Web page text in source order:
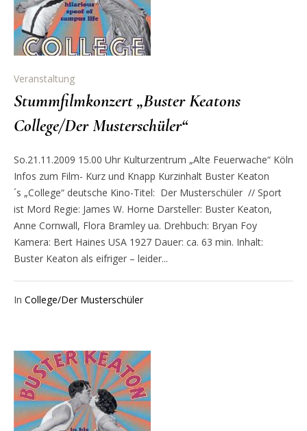
Veranstaltung
Stummfilmkonzert „Buster Keatons
College/Der Musterschüler“
So.21.11.2009 15.00 Uhr Kulturzentrum „Alte Feuerwache“ Köln
Infos zum Film- Kurz und Knapp Kurzinhalt Buster Keaton
´s „College“ deutsche Kino-Titel: Der Musterschüler // Sport
ist Mord Regie: James W. Horne Darsteller: Buster Keaton,
Anne Cornwall, Flora Bramley ua. Drehbuch: Bryan Foy
Kamera: Bert Haines USA 1927 Dauer: ca. 63 min. Inhalt:
Buster Keaton als eifriger – leider...
In College/Der Musterschüler